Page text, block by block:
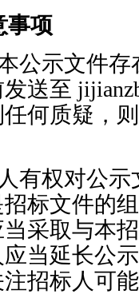
事项
公示文件
送至
何质疑，
有权对公
标文件的
采取与本
当延长公
招标人可